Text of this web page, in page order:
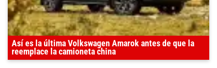
Así es la última Volkswagen Amarok antes de que la
reemplace la camioneta china